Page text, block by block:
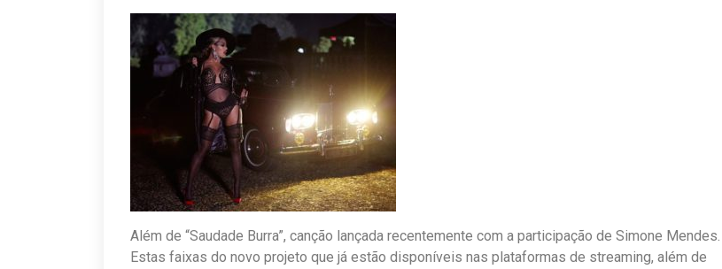
Além de “Saudade Burra”, canção lançada recentemente com a participação de Simone Mendes.
Estas faixas do novo projeto que já estão disponíveis nas plataformas de streaming, além de